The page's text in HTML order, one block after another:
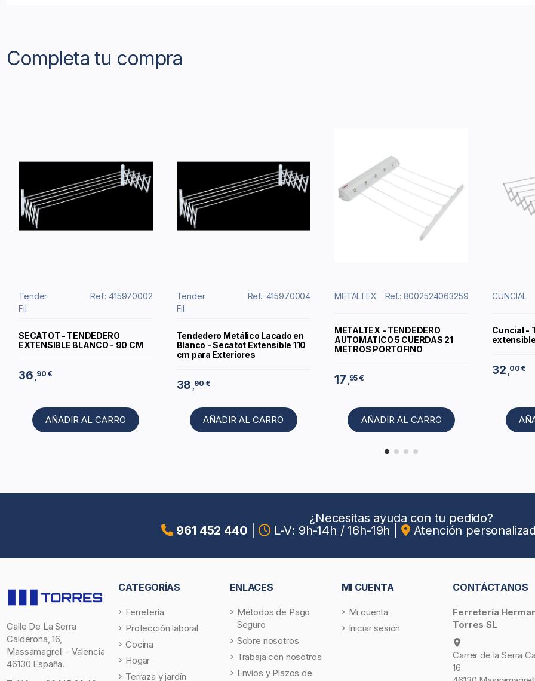
Completa tu compra
Tender
Fil
Ref.: 415970002
SECATOT - TENDEDERO
EXTENSIBLE BLANCO - 90 CM
36 ,90 €
AÑADIR AL CARRO
Tender
Fil
Ref.: 415970004
Tendedero Metálico Lacado en
Blanco - Secatot Extensible 110
cm para Exteriores
38 ,90 €
AÑADIR AL CARRO
METALTEX Ref.: 8002524063259
METALTEX - TENDEDERO
AUTOMATICO 5 CUERDAS 21
METROS PORTOFINO
17 ,95 €
AÑADIR AL CARRO
CUNCIAL
Cuncial -
32 ,00 €
¿Necesitas ayuda con tu pedido?
961 452 440
L-V: 9h-14h / 16h-19h Atención
Calle De La Serra
Calderona, 16,
Massamagrell - Valencia
46130 España.
CATEGORÍAS
Ferretería
Protección laboral
Cocina
Hogar
Terraza y jardín
ENLACES
Métodos de Pago
Seguro
Sobre nosotros
Trabaja con nosotros
Envíos y Plazos de
MI CUENTA
Mi cuenta
Iniciar sesión
CONTÁCTANOS
Ferretería
Torres SL
Carrer de la Serra
16